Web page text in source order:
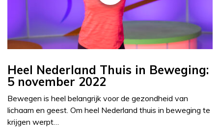
Heel Nederland Thuis in Beweging:
5 november 2022
Bewegen is heel belangrijk voor de gezondheid van
lichaam en geest. Om heel Nederland thuis in beweging te
krijgen werpt…